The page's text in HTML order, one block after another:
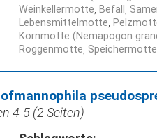
Weinkellermotte Befall
Lebensmittelmotte
Kornmotte (Nemapogon
Roggenmotte
4-5 (2 Seiten)